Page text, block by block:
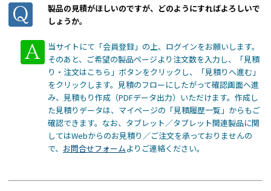
製品の見積がほしいのですが、どのようにすればよろしいで
しょうか。
当サイトにて「会員登録」の上、ログインをお願いします。
そのあと、ご希望の製品ページより注文数を入力し、「見積
り・注文はこちら」ボタンをクリックし、「見積りへ進む」
をクリックします。見積のフローにしたがって確認画面へ進
み、見積もり作成（PDFデータ出力）いただけます。作成し
た見積りデータは、マイページの「見積履歴一覧」からもご
確認できます。なお、タブレット／タブレット関連製品に関
してはWebからのお見積り／ご注文を承っておりませんの
で、 お問合せフォームよりご連絡ください。